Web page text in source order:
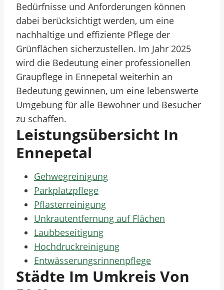
Bedürfnisse und Anforderungen können
dabei berücksichtigt werden, um eine
nachhaltige und effiziente Pflege der
Grünflächen sicherzustellen. Im Jahr 2025
wird die Bedeutung einer professionellen
Graupflege in Ennepetal weiterhin an
Bedeutung gewinnen, um eine lebenswerte
Umgebung für alle Bewohner und Besucher
zu schaffen.
Leistungsübersicht In
Ennepetal
Gehwegreinigung
Parkplatzpflege
Pflasterreinigung
Unkrautentfernung auf Flächen
Laubbeseitigung
Hochdruckreinigung
Entwässerungsrinnenpflege
Städte Im Umkreis Von